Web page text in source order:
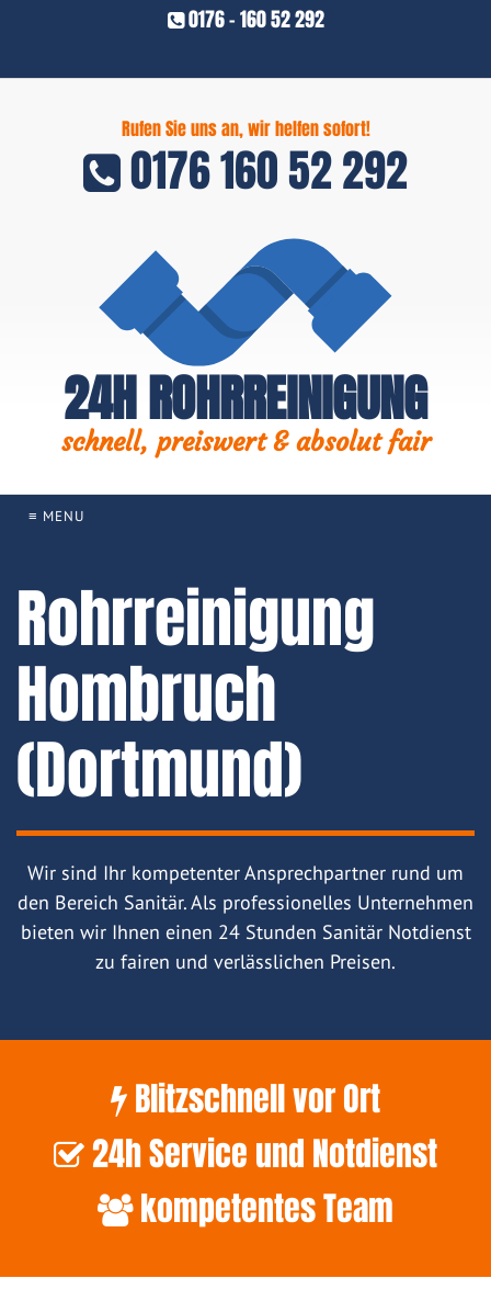
0176 - 160 52 292
Rufen Sie uns an, wir helfen sofort!
0176 160 52 292
24H ROHRREINIGUNG
schnell, preiswert & absolut fair
≡ MENU
Rohrreinigung
Hombruch
(Dortmund)
Wir sind Ihr kompetenter Ansprechpartner rund um
den Bereich Sanitär. Als professionelles Unternehmen
bieten wir Ihnen einen 24 Stunden Sanitär Notdienst
zu fairen und verlässlichen Preisen.
Blitzschnell vor Ort
24h Service und Notdienst
kompetentes Team